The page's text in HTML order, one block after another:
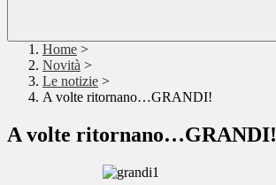
Home >
Novità >
Le notizie >
A volte ritornano…GRANDI!
A volte ritornano…GRANDI!